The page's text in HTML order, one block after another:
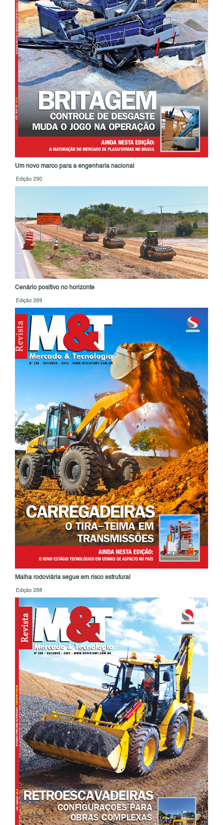
Um novo marco para a engenharia nacional
Edição 290
Cenário positivo no horizonte
Edição 289
Malha rodoviária segue em risco estrutural
Edição 288